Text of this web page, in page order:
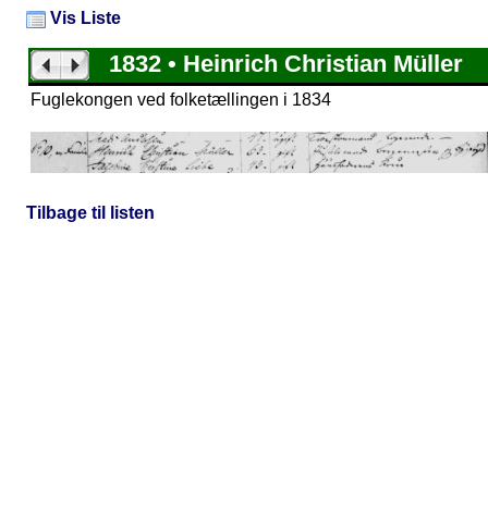
Vis Liste
1832 • Heinrich Christian Müller
Fuglekongen ved folketællingen i 1834
Tilbage til listen